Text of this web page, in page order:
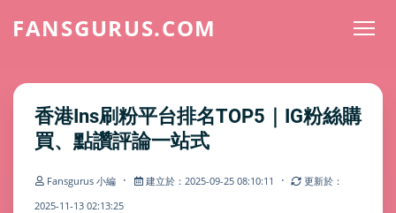
FANSGURUS.COM
香港Ins刷粉平台排名TOP5｜IG粉絲購
買、點讚評論一站式
Fansgurus 小編 · 建立於：2025-09-25 08:10:11 ·
更新於：
2025-11-13 02:13:25